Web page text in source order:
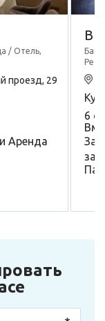
/ Отель,
проезд, 29
Аренда
6
За